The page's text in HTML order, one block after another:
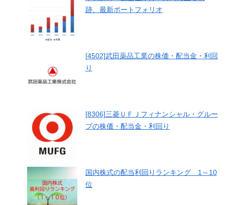
跡、最新ポートフォリオ
[4502]武田薬品工業の株価・配当金・利回
り
[8306]三菱ＵＦＪフィナンシャル・グルー
プの株価・配当金・利回り
国内株式の配当利回りランキング 1～10
位